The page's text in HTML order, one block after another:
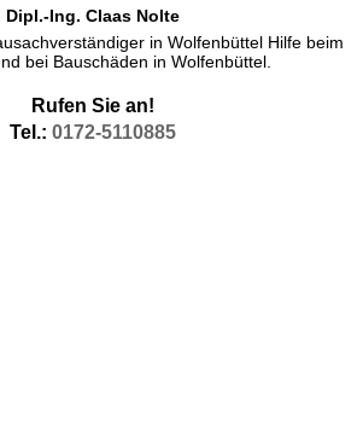
Dipl.-Ing. Claas Nolte
in Wolfenbüttel Hilfe beim
bei Bauschäden in Wolfenbüttel.
Rufen Sie an!
Tel.: 0172-5110885